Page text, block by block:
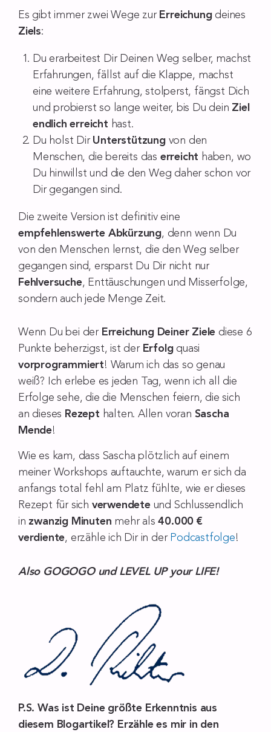
Es gibt immer zwei Wege zur Erreichungdeines
Ziels:
Du erarbeitest Dir Deinen Weg selber, machst
Erfahrungen, fällst auf die Klappe, machst
eine weitere Erfahrung, stolperst, fängst Dich
und probierst so lange weiter, bis Du dein Ziel
endlich erreicht hast.
Du holst Dir Unterstützungvon den
Menschen, die bereits das erreicht haben, wo
Du hinwillst und die den Weg daher schon vor
Dir gegangen sind.
Die zweite Version ist definitiv eine
empfehlenswerte Abkürzung, denn wenn Du
von den Menschen lernst, die den Weg selber
gegangen sind, ersparst Du Dir nicht nur
Fehlversuche, Enttäuschungen und Misserfolge,
sondern auch jede Menge Zeit.
Wenn Du bei der Erreichung Deiner Ziele diese 6
Punkte beherzigst, ist der Erfolgquasi
vorprogrammiert! Warum ich das so genau
weiß? Ich erlebe es jeden Tag, wenn ich all die
Erfolge sehe, die die Menschen feiern, die sich
an dieses Rezept halten. Allen voran Sascha
Mende!
Wie es kam, dass Sascha plötzlich auf einem
meiner Workshops auftauchte, warum er sich da
anfangs total fehl am Platz fühlte, wie er dieses
Rezept für sich verwendeteund Schlussendlich
in zwanzig Minuten mehr als40.000 €
verdiente, erzähle ich Dir in der Podcastfolge!
Also GOGOGO und LEVEL UP your LIFE!
P.S. Was ist Deine größte Erkenntnis aus
diesem Blogartikel? Erzähle es mir in den